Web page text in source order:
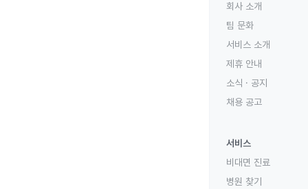
회사 소개
팀 문화
서비스 소개
제휴 안내
소식 · 공지
채용 공고
서비스
비대면 진료
병원 찾기